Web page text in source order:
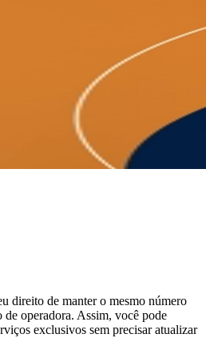
direito de manter o mesmo número
de operadora. Assim, você pode
exclusivos sem precisar atualizar